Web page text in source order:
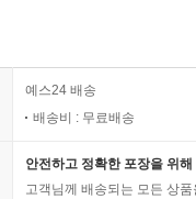
예스24 배송
배송비 : 무료배송
안전하고 정확한 포장을 위
고객님께 배송되는 모든 상